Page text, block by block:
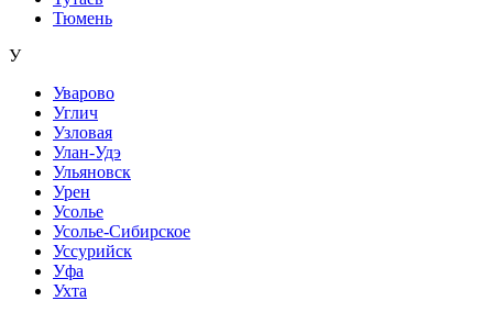
Тюмень
У
Уварово
Углич
Узловая
Улан-Удэ
Ульяновск
Урен
Усолье
Усолье-Сибирское
Уссурийск
Уфа
Ухта